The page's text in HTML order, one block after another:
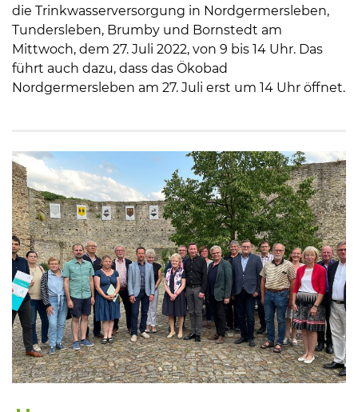
die Trinkwasserversorgung in Nordgermersleben,
Tundersleben, Brumby und Bornstedt am
Mittwoch, dem 27. Juli 2022, von 9 bis 14 Uhr. Das
führt auch dazu, dass das Ökobad
Nordgermersleben am 27. Juli erst um 14 Uhr öffnet.